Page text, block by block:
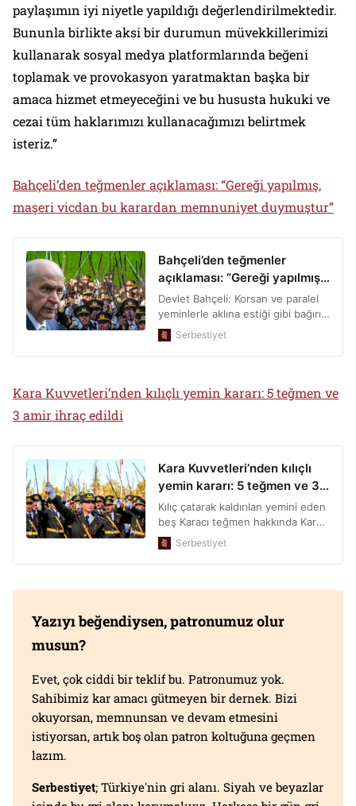
paylaşımın iyi niyetle yapıldığı değerlendirilmektedir.
Bununla birlikte aksi bir durumun müvekkillerimizi
kullanarak sosyal medya platformlarında beğeni
toplamak ve provokasyon yaratmaktan başka bir
amaca hizmet etmeyeceğini ve bu hususta hukuki ve
cezai tüm haklarımızı kullanacağımızı belirtmek
isteriz.”
Bahçeli’den teğmenler açıklaması: “Gereği yapılmış,
maşeri vicdan bu karardan memnuniyet duymuştur”
Kara Kuvvetleri’nden kılıçlı yemin kararı: 5 teğmen ve
3 amir ihraç edildi
Yazıyı beğendiysen, patronumuz olur
musun?
Evet, çok ciddi bir teklif bu. Patronumuz yok.
Sahibimiz kar amacı gütmeyen bir dernek. Bizi
okuyorsan, memnunsan ve devam etmesini
istiyorsan, artık boş olan patron koltuğuna geçmen
lazım.
Serbestiyet; Türkiye'nin gri alanı. Siyah ve beyazlar